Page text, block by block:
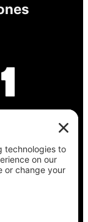
su
de su